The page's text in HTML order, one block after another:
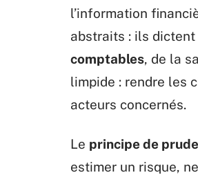
l’information
abstraits : ils dictent
comptables, de la
limpide : rendre les
acteurs concernés.
Le principe de
estimer un risque,